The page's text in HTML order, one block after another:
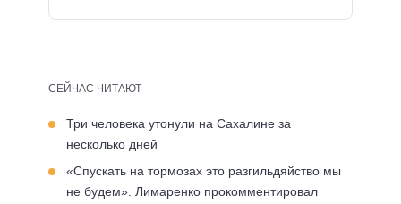
СЕЙЧАС ЧИТАЮТ
Три человека утонули на Сахалине за
несколько дней
«Спускать на тормозах это разгильдяйство мы
не будем». Лимаренко прокомментировал